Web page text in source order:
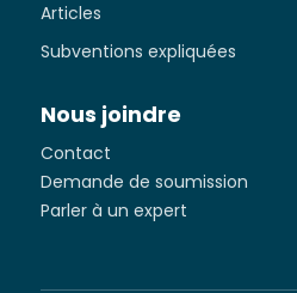
Articles
Subventions expliquées
Nous joindre
Contact
Demande de soumission
Parler à un expert